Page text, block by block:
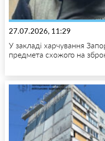
27.07.2026, 11:29
У закладі харчування
предмета схожого на